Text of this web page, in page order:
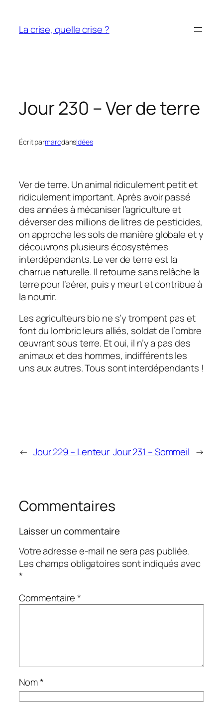
contenu
La crise, quelle crise ?
Jour 230 – Ver de terre
Écrit parmarcdansIdées
Ver de terre. Un animal ridiculement petit et
ridiculement important. Après avoir passé
des années à mécaniser l’agriculture et
déverser des millions de litres de pesticides,
on approche les sols de manière globale et y
découvrons plusieurs écosystèmes
interdépendants. Le ver de terre est la
charrue naturelle. Il retourne sans relâche la
terre pour l’aérer, puis y meurt et contribue à
la nourrir.
Les agriculteurs bio ne s’y trompent pas et
font du lombric leurs alliés, soldat de l’ombre
œuvrant sous terre. Et oui, il n’y a pas des
animaux et des hommes, indifférents les
uns aux autres. Tous sont interdépendants !
← Jour 229 – Lenteur Jour 231 – Sommeil →
Commentaires
Laisser un commentaire
Votre adresse e-mail ne sera pas publiée.
Les champs obligatoires sont indiqués avec
*
Commentaire*
Nom*